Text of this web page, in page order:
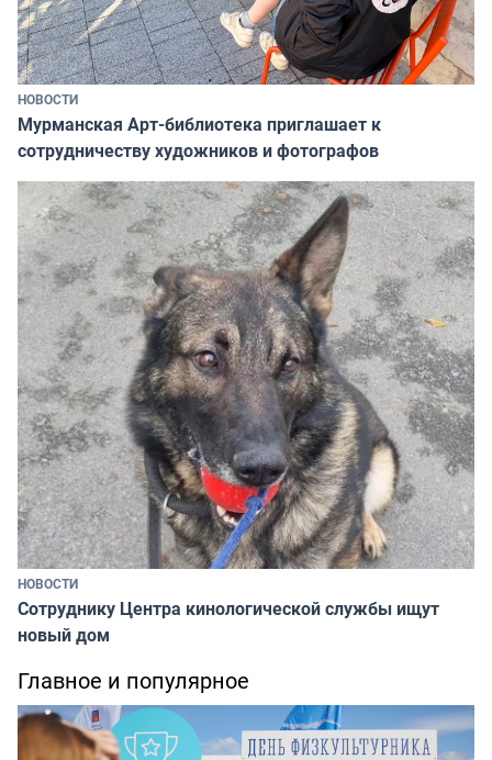
НОВОСТИ
Мурманская Арт-библиотека приглашает к
сотрудничеству художников и фотографов
НОВОСТИ
Сотруднику Центра кинологической службы ищут
новый дом
Главное и популярное